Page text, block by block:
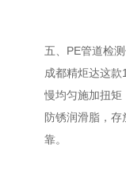
五、PE管道检
成都精炬达这
慢均匀施加扭矩
防锈润滑脂，
靠。